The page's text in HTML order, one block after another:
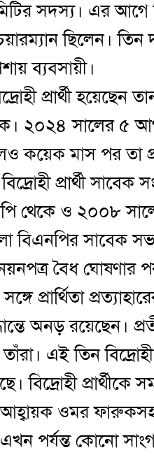
সদস্য। এর
ছিলেন।
ব্যবসায়ী।
প্রার্থী হয়েছেন
২০২৪ সালের ৫
কয়েক মাস পর তা
প্রার্থী
ও ২০০৮ সালে
বিএনপির সাবেক
বৈধ ঘোষণার
প্রার্থিতা
অনড় রয়েছেন।
এই তিন
বিদ্রোহী
ওমর ফারুকসহ
এখন পর্যন্ত কোনো